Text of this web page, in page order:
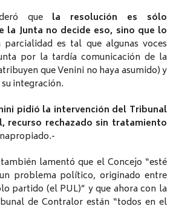
que la resolución es sólo
la Junta no decide eso, sino que lo
parcialidad es tal que algunas voces
por la tardía comunicación de la
que Venini no haya asumido) y
integración.
pidió la intervención del Tribunal
recurso rechazado sin tratamiento
lamentó que el Concejo “esté
problema político, originado entre
partido (el PUL)” y que ahora con la
de Contralor están “todos en el